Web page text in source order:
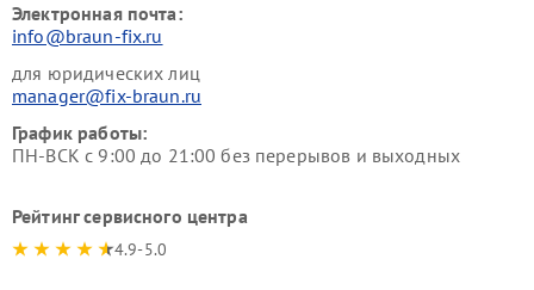
Электронная почта:
info@braun-fix.ru
для юридических лиц
manager@fix-braun.ru
График работы:
ПН-ВСК с 9:00 до 21:00 без перерывов и выходных
Рейтинг сервисного центра
4.9-5.0